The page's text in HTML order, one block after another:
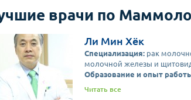
врачи по
Ли Мин Хёк
Специализация: рак
молочной железы и
Образование и опыт
Читать все